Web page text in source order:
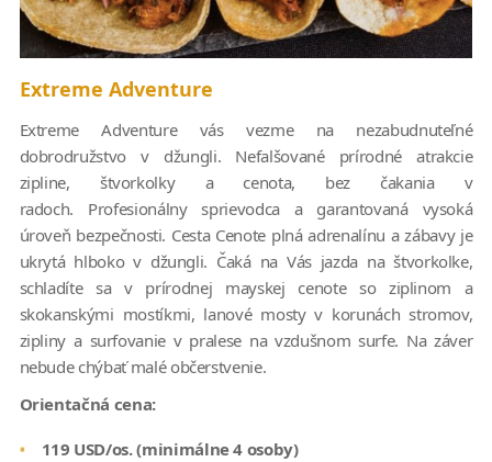
Extreme Adventure
Extreme Adventure vás vezme na nezabudnuteľné
dobrodružstvo v džungli. Nefalšované prírodné atrakcie
zipline, štvorkolky a cenota, bez čakania v
radoch. Profesionálny sprievodca a garantovaná vysoká
úroveň bezpečnosti. Cesta Cenote plná adrenalínu a zábavy je
ukrytá hlboko v džungli. Čaká na Vás jazda na štvorkolke,
schladíte sa v prírodnej mayskej cenote so ziplinom a
skokanskými mostíkmi, lanové mosty v korunách stromov,
zipliny a surfovanie v pralese na vzdušnom surfe. Na záver
nebude chýbať malé občerstvenie.
Orientačná cena:
119 USD/os. (minimálne 4 osoby)